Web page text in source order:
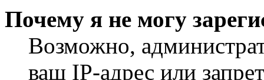
Почему я не могу
Возможно,
ваш IP-адрес или